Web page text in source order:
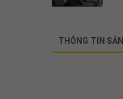
THÔNG TIN